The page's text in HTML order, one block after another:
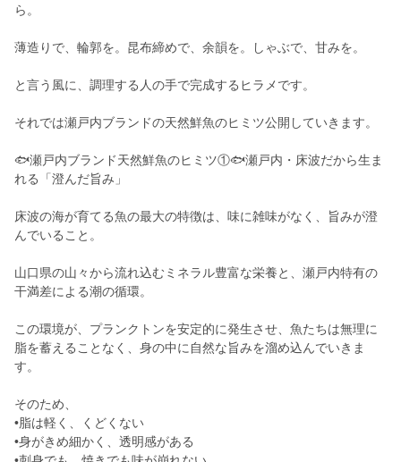
ら。
薄造りで、輪郭を。昆布締めで、余韻を。しゃぶで、甘みを。
と言う風に、調理する人の手で完成するヒラメです。
それでは瀬戸内ブランドの天然鮮魚のヒミツ公開していきます。
🐟瀬戸内ブランド天然鮮魚のヒミツ①🐟瀬戸内・床波だから生ま
れる「澄んだ旨み」
床波の海が育てる魚の最大の特徴は、味に雑味がなく、旨みが澄
んでいること。
山口県の山々から流れ込むミネラル豊富な栄養と、瀬戸内特有の
干満差による潮の循環。
この環境が、プランクトンを安定的に発生させ、魚たちは無理に
脂を蓄えることなく、身の中に自然な旨みを溜め込んでいきま
す。
そのため、
•脂は軽く、くどくない
•身がきめ細かく、透明感がある